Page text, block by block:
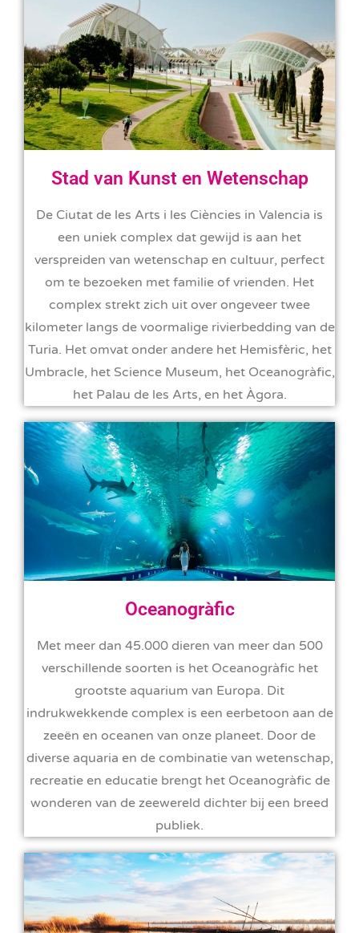
Stad van Kunst en Wetenschap
De Ciutat de les Arts i les Ciències in Valencia is
een uniek complex dat gewijd is aan het
verspreiden van wetenschap en cultuur, perfect
om te bezoeken met familie of vrienden. Het
complex strekt zich uit over ongeveer twee
kilometer langs de voormalige rivierbedding van de
Turia. Het omvat onder andere het Hemisfèric, het
Umbracle, het Science Museum, het Oceanogràfic,
het Palau de les Arts, en het Àgora.
Oceanogràfic
Met meer dan 45.000 dieren van meer dan 500
verschillende soorten is het Oceanogràfic het
grootste aquarium van Europa. Dit
indrukwekkende complex is een eerbetoon aan de
zeeën en oceanen van onze planeet. Door de
diverse aquaria en de combinatie van wetenschap,
recreatie en educatie brengt het Oceanogràfic de
wonderen van de zeewereld dichter bij een breed
publiek.